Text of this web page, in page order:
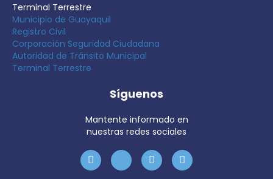
Terminal Terrestre
Municipio de Guayaquil
Registro Civil
Corporación Seguridad Ciudadana
Autoridad de Tránsito Municipal
Terminal Terrestre
Síguenos
Mantente informado en
nuestras redes sociales